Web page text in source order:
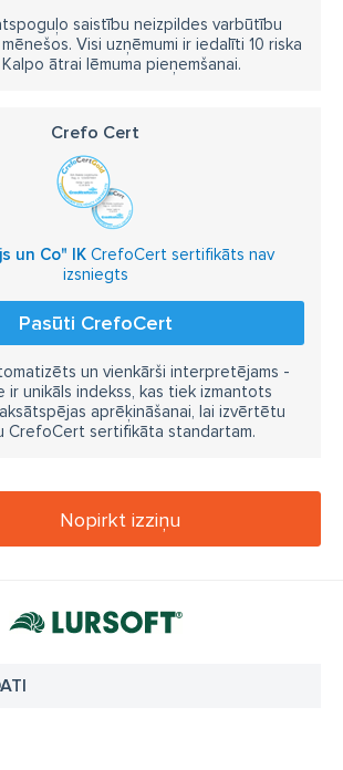
saistību neizpildes varbūtību
Visi uzņēmumi ir iedalīti 10 riska
ātrai lēmuma pieņemšanai.
Crefo Cert
un Co" IK CrefoCert sertifikāts nav
izsniegts
Pasūti CrefoCert
un vienkārši interpretējams -
ir unikāls indekss, kas tiek izmantots
aprēķināšanai, lai izvērtētu
CrefoCert sertifikāta standartam.
Nopirkt izziņu